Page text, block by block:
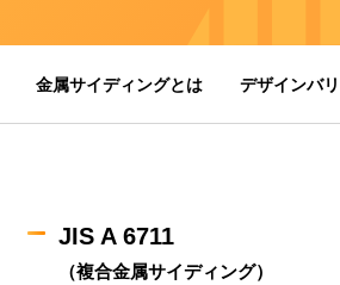
金属サイディングとは デザインバ
JIS A 6711
（複合金属サイディング）